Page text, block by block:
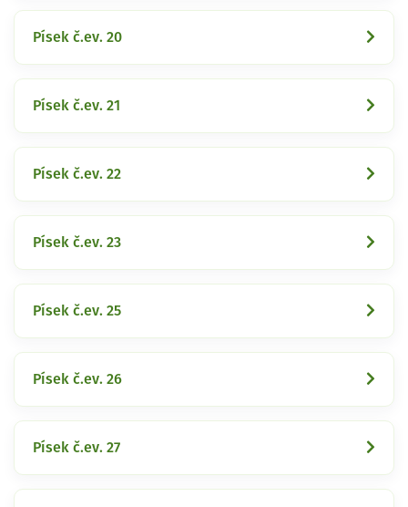
Písek č.ev. 20
Písek č.ev. 21
Písek č.ev. 22
Písek č.ev. 23
Písek č.ev. 25
Písek č.ev. 26
Písek č.ev. 27